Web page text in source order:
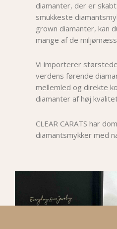
diamanter, der er
smukkeste
grown diamanter, kan
mange af de
Vi importerer
verdens førende
mellemled og direkte
diamanter af høj
CLEAR CARATS har
diamantsmykker med